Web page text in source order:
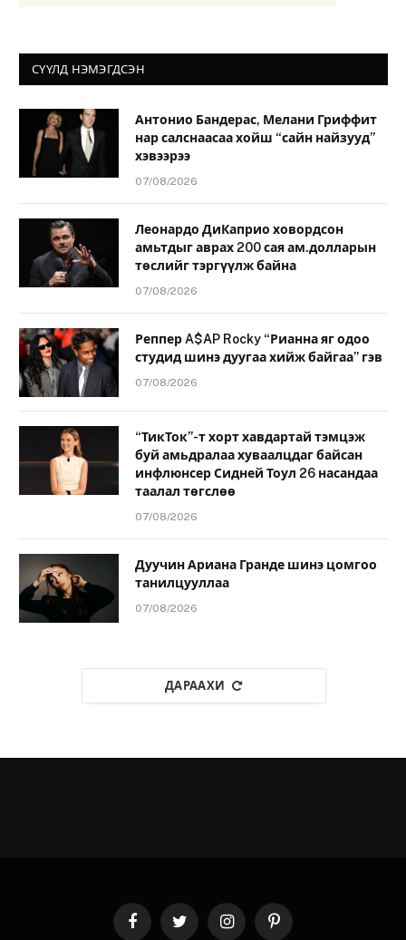
СҮҮЛД НЭМЭГДСЭН
Антонио Бандерас, Мелани Гриффит
нар салснаасаа хойш “сайн найзууд”
хэвээрээ
07/08/2026
Леонардо ДиКаприо ховордсон
амьтдыг аврах 200 сая ам.долларын
төслийг тэргүүлж байна
07/08/2026
Реппер A$AP Rocky “Рианна яг одоо
студид шинэ дуугаа хийж байгаа” гэв
07/08/2026
“ТикТок”-т хорт хавдартай тэмцэж
буй амьдралаа хуваалцдаг байсан
инфлюнсер Сидней Тоул 26 насандаа
таалал төгслөө
07/08/2026
Дуучин Ариана Гранде шинэ цомгоо
танилцууллаа
07/08/2026
ДАРААХИ
FacebookTwitter InstagramPinterest